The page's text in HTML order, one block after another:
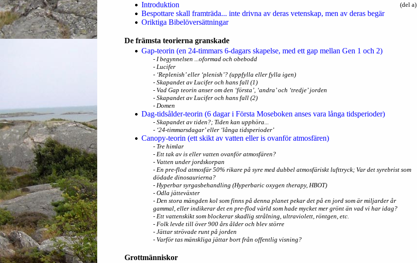
Introduktion
(del a)
Bespottare skall framträda... inte drivna av deras vetenskap, men av deras begär
Oriktiga Bibelöversättningar
De främsta teorierna granskade
Gap-teorin (en 24-timmars 6-dagars skapelse, med ett gap mellan Gen 1 och 2)
- I begynnelsen ...oformad och obebodd
- Lucifer
- ‘Replenish’ eller ‘plenish’? (uppfylla eller fylla igen)
- Skapandet av Lucifer och hans fall (1)
- Vad Gap teorin anser om den ‘första’, ‘andra’ och ‘tredje’ jorden
- Skapandet av Lucifer och hans fall (2)
- Domen
Dag-tidsålder-teorin (6 dagar i Första Moseboken anses vara långa tidsperioder)
- Skapandet av tiden?; Tiden kan upphöra...
- ‘24-timmarsdagar’ eller ‘långa tidsperioder’
Canopy-teorin (ett skikt av vatten eller is ovanför atmosfären)
- Tre himlar
- Ett tak av is eller vatten ovanför atmosfären?
- Vatten under jordskorpan
- En pre-flod atmosfär 50% rikare på syre med dubbel atmosfäriskt lufttryck; Var det syrebrist som
dödade dinosaurierna?
- Hyperbar syrgasbehandling (Hyperbaric oxygen therapy, HBOT)
- Odla jätteväxter
- Den stora mängden kol som finns på denna planet pekar det på en jord som är miljarder år
gammal, eller indikerar det en pre-flod värld som hade mycket mer grönt än vad vi har idag?
- Ett vattenskikt som blockerar skadlig strålning, ultraviolett, röntgen, etc.
- Folk levde till över 900 års ålder och blev större
- Jättar strövade runt på jorden
- Varför tas mänskliga jättar bort från offentlig visning?
Grottmänniskor